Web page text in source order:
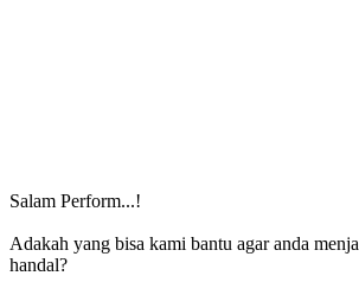
Salam Perform...!
Adakah yang bisa kami bantu agar anda
handal?